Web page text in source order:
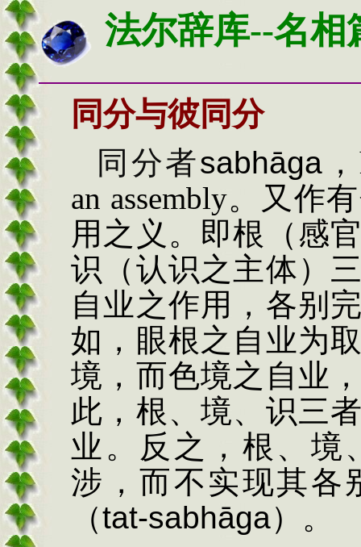
法尔辞库--名相
同分与彼同分
同分者sabhāga，
an assembly。又作
用之义。即根（感
识（认识之主体）
自业之作用，各别
如，眼根之自业为
境，而色境之自业
此，根、境、识三
业。反之，根、境
涉，而不实现其各
（tat-sabhāga）。